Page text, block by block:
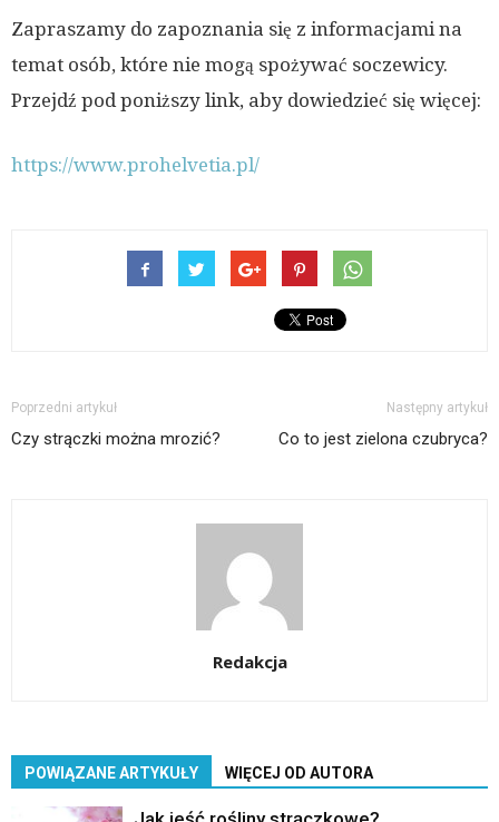
Zapraszamy do zapoznania się z informacjami na
temat osób, które nie mogą spożywać soczewicy.
Przejdź pod poniższy link, aby dowiedzieć się więcej:
https://www.prohelvetia.pl/
Poprzedni artykuł
Czy strączki można mrozić?
Następny artykuł
Co to jest zielona czubryca?
Redakcja
POWIĄZANE ARTYKUŁY WIĘCEJ OD AUTORA